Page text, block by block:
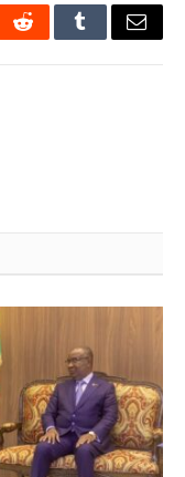
RedditTumblrEmail